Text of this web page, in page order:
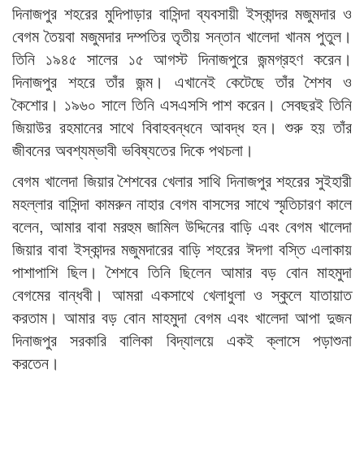
দিনাজপুর শহরের মুদিপাড়ার বাসিন্দা ব্যবসায়ী ইস্কান্দর মজুমদার ও
বেগম তৈয়বা মজুমদার দম্পতির তৃতীয় সন্তান খালেদা খানম পুতুল।
তিনি ১৯৪৫ সালের ১৫ আগস্ট দিনাজপুরে জন্মগ্রহণ করেন।
দিনাজপুর শহরে তাঁর জন্ম। এখানেই কেটেছে তাঁর শৈশব ও
কৈশোর। ১৯৬০ সালে তিনি এসএসসি পাশ করেন। সেবছরই তিনি
জিয়াউর রহমানের সাথে বিবাহবন্ধনে আবদ্ধ হন। শুরু হয় তাঁর
জীবনের অবশ্যম্ভাবী ভবিষ্যতের দিকে পথচলা।
বেগম খালেদা জিয়ার শৈশবের খেলার সাথি দিনাজপুর শহরের সুইহারী
মহল্লার বাসিন্দা কামরুন নাহার বেগম বাসসের সাথে স্মৃতিচারণ কালে
বলেন, আমার বাবা মরহুম জামিল উদ্দিনের বাড়ি এবং বেগম খালেদা
জিয়ার বাবা ইস্কান্দর মজুমদারের বাড়ি শহরের ঈদগা বস্তি এলাকায়
পাশাপাশি ছিল। শৈশবে তিনি ছিলেন আমার বড় বোন মাহমুদা
বেগমের বান্ধবী। আমরা একসাথে খেলাধুলা ও স্কুলে যাতায়াত
করতাম। আমার বড় বোন মাহমুদা বেগম এবং খালেদা আপা দুজন
দিনাজপুর সরকারি বালিকা বিদ্যালয়ে একই ক্লাসে পড়াশুনা
করতেন।